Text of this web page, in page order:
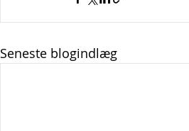
Seneste blogindlæg